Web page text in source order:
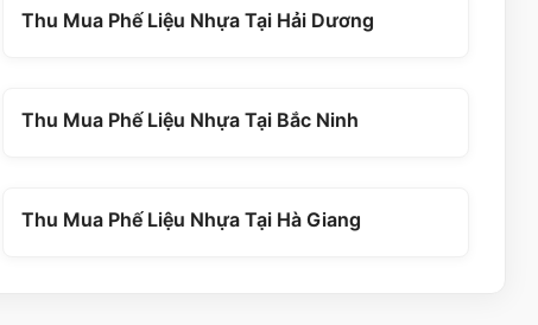
Thu Mua Phế Liệu Nhựa Tại Hải Dương
Thu Mua Phế Liệu Nhựa Tại Bắc Ninh
Thu Mua Phế Liệu Nhựa Tại Hà Giang